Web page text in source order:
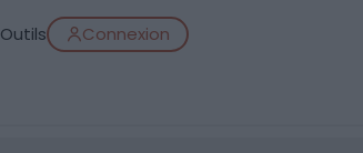
Outils Connexion